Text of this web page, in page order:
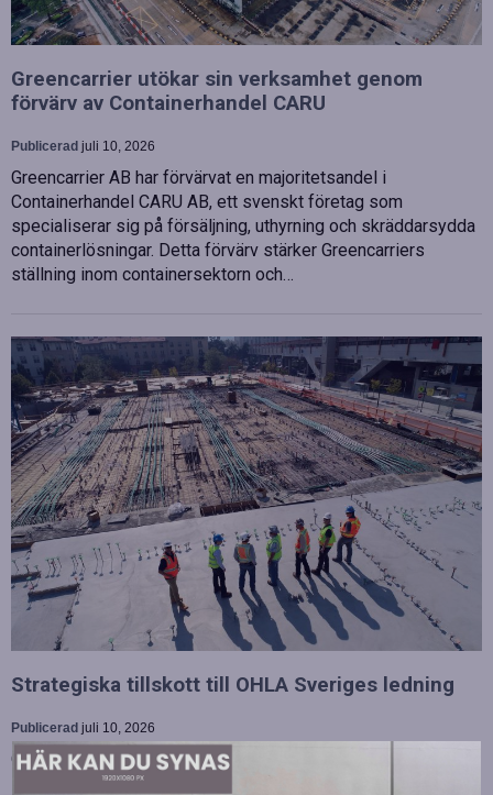
Greencarrier utökar sin verksamhet genom
förvärv av Containerhandel CARU
Publicerad juli 10, 2026
Greencarrier AB har förvärvat en majoritetsandel i
Containerhandel CARU AB, ett svenskt företag som
specialiserar sig på försäljning, uthyrning och skräddarsydda
containerlösningar. Detta förvärv stärker Greencarriers
ställning inom containersektorn och…
Strategiska tillskott till OHLA Sveriges ledning
Publicerad juli 10, 2026
OHLA Sverige stärker sin ledningsgrupp genom att anställa
Malin Bergman som HR-chef och María Vazquez som